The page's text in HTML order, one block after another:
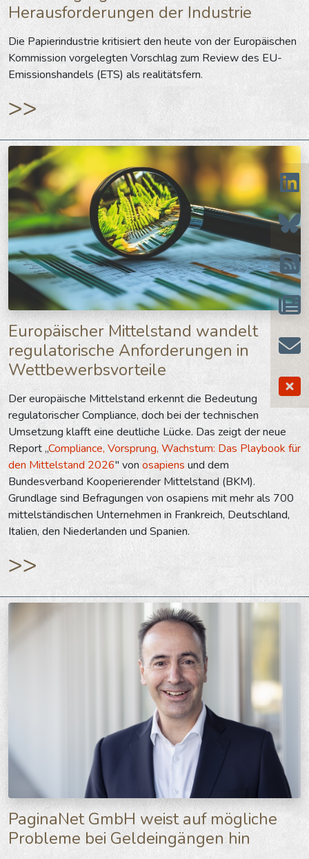
Herausforderungen der Industrie
Die Papierindustrie kritisiert den heute von der Europäischen
Kommission vorgelegten Vorschlag zum Review des EU-
Emissionshandels (ETS) als realitätsfern.
>>
Europäischer Mittelstand wandelt
regulatorische Anforderungen in
Wettbewerbsvorteile
Der europäische Mittelstand erkennt die Bedeutung
regulatorischer Compliance, doch bei der technischen
Umsetzung klafft eine deutliche Lücke. Das zeigt der neue
Report „Compliance, Vorsprung, Wachstum: Das Playbook für
den Mittelstand 2026" von osapiens und dem
Bundesverband Kooperierender Mittelstand (BKM).
Grundlage sind Befragungen von osapiens mit mehr als 700
mittelständischen Unternehmen in Frankreich, Deutschland,
Italien, den Niederlanden und Spanien.
>>
PaginaNet GmbH weist auf mögliche
Probleme bei Geldeingängen hin